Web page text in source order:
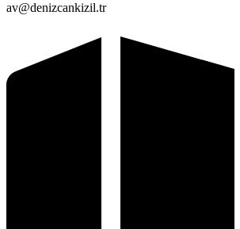
av@denizcankizil.tr